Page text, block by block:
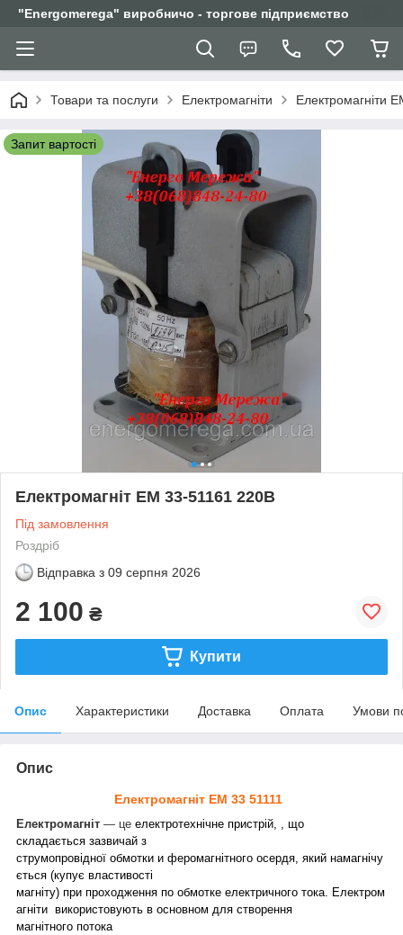
"Еnergomerega" виробничо - торгове підприємство
Товари та послуги Електромагніти Електромагніти
Запит вартості
Електромагніт ЕМ 33-51161 220В
Під замовлення
Роздріб
Відправка з 09 серпня 2026
2 100 ₴
Купити
Опис Характеристики Доставка Оплата Умови
Опис
Електромагніт ЕМ 33 51111
Електромагніт — це електротехнічне пристрій, , що
складається зазвичай з
струмопровідної обмотки и феромагнітного осердя, який намагнічу
ється (купує властивості
магніту) при проходження по обмотке електричного тока. Електром
агніти використовують в основном для створення
магнітного потока